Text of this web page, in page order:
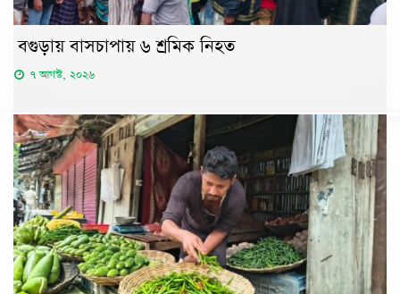
বগুড়ায় বাসচাপায় ৬ শ্রমিক নিহত
৭ আগস্ট, ২০২৬